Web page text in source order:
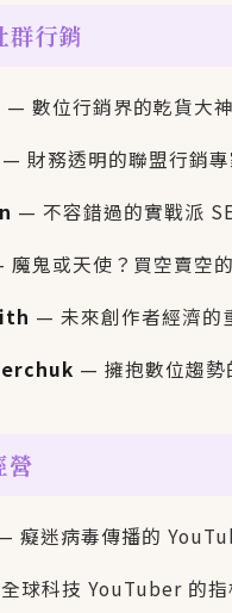
群行銷
— 數位行銷界的乾貨大神
— 財務透明的聯盟行銷專
— 不容錯過的實戰派
鬼或天使？買空賣空的
— 未來創作者經濟的
— 擁抱數位趨勢
營
癡迷病毒傳播的
球科技 YouTuber 的指